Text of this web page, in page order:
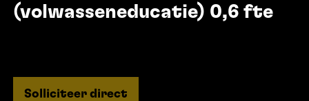
(volwasseneducatie) 0,6 fte
Solliciteer direct